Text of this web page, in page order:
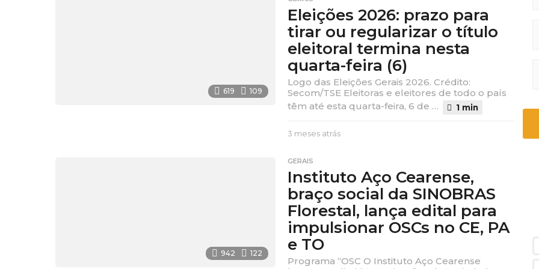
e
s
a
t
s
619 109
Eleições 2026: prazo para
tirar ou regularizar o título
eleitoral termina nesta
quarta-feira (6)
Logo das Eleições Gerais 2026. Crédito:
Secom/TSE Eleitoras e eleitores de todo o país
têm até esta quarta-feira, 6 de …
1 min
3 meses atrás
e
s
a
t
r
á
942 122
GERAIS
Instituto Aço Cearense,
braço social da SINOBRAS
Florestal, lança edital para
impulsionar OSCs no CE, PA
e TO
Programa “OSC O Instituto Aço Cearense